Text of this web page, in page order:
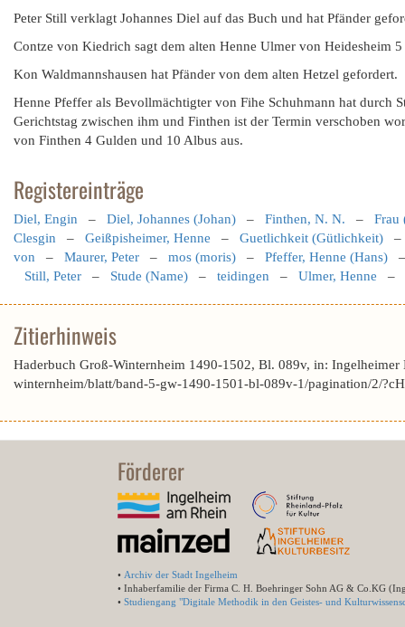
Peter Still verklagt Johannes Diel auf das Buch und hat Pfänder
Contze von Kiedrich sagt dem alten Henne Ulmer von Heidesheim
Kon Waldmannshausen hat Pfänder von dem alten Hetzel gefordert.
Henne Pfeffer als Bevollmächtigter von Fihe Schuhmann hat durch
Gerichtstag zwischen ihm und Finthen ist der Termin verschoben
von Finthen 4 Gulden und 10 Albus aus.
Registereinträge
Diel, Engin – Diel, Johannes (Johan) – Finthen, N. N. – Frau
Clesgin – Geißpisheimer, Henne – Guetlichkeit (Gütlichkeit)
von – Maurer, Peter – mos (moris) – Pfeffer, Henne (Hans)
Still, Peter – Stude (Name) – teidingen – Ulmer, Henne –
Zitierhinweis
Haderbuch Groß-Winternheim 1490-1502, Bl. 089v, in:
winternheim/blatt/band-5-gw-1490-1501-bl-089v-1/pagination/2/
Förderer
• Archiv der Stadt Ingelheim
• Inhaberfamilie der Firma C. H. Boehringer Sohn AG & Co.KG
• Studiengang "Digitale Methodik in den Geistes- und